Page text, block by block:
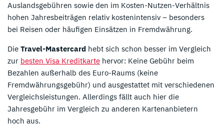
Auslandsgebühren sowie den im Kosten-Nutzen-Verhältnis
hohen Jahresbeiträgen relativ kostenintensiv – besonders
bei Reisen oder häufigen Einsätzen in Fremdwährung.
Die Travel-Mastercard hebt sich schon besser im Vergleich
zur besten Visa Kreditkarte hervor: Keine Gebühr beim
Bezahlen außerhalb des Euro-Raums (keine
Fremdwährungsgebühr) und ausgestattet mit verschiedenen
Vergleichsleistungen. Allerdings fällt auch hier die
Jahresgebühr im Vergleich zu anderen Kartenanbietern
hoch aus.